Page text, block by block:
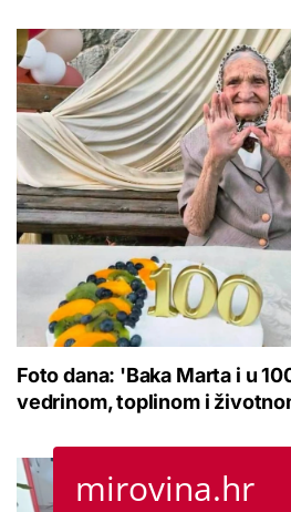
Foto dana: 'Baka Marta i u
vedrinom, toplinom i
mirovina.hr